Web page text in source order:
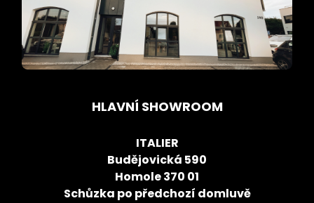
HLAVNÍ SHOWROOM
ITALIER
Budějovická 590
Homole 370 01
Schůzka po předchozí domluvě